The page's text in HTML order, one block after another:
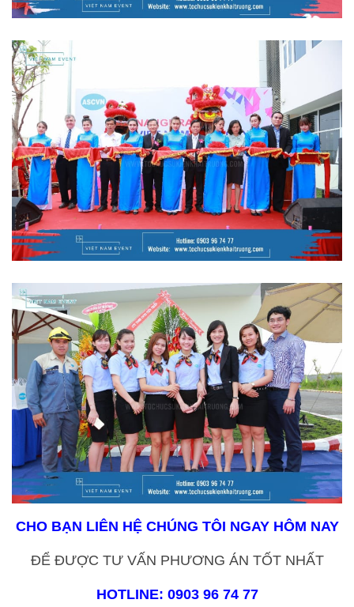
CHO BẠN LIÊN HỆ CHÚNG TÔI NGAY HÔM NAY
ĐỂ ĐƯỢC TƯ VẤN PHƯƠNG ÁN TỐT NHẤT
HOTLINE: 0903 96 74 77